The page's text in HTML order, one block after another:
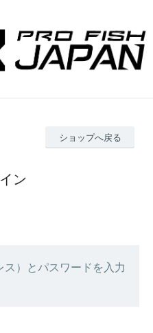
ショップへ戻る
ン
ス）とパスワードを入力